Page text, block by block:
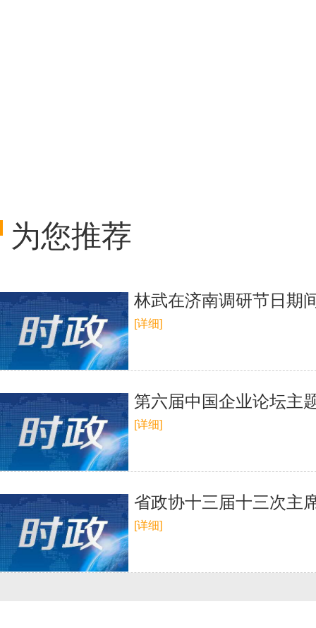
为您推荐
林武在济南调研节日期
[详细]
第六届中国企业论坛主
[详细]
省政协十三届十三次主
[详细]